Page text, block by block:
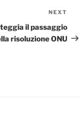
Post
NEXT
il passaggio
risoluzione ONU